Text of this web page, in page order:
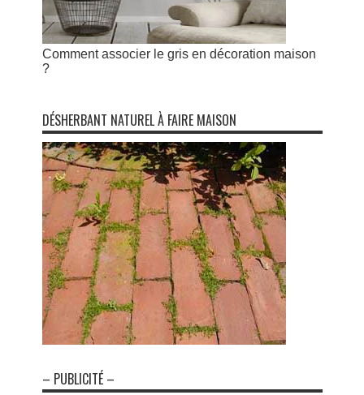
Comment associer le gris en décoration maison
?
DÉSHERBANT NATUREL À FAIRE MAISON
– PUBLICITÉ –